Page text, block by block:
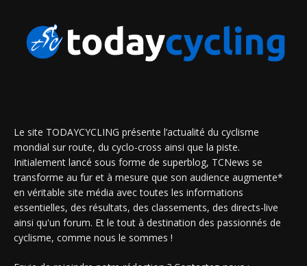
Le site TODAYCYCLING présente l’actualité du cyclisme
mondial sur route, du cyclo-cross ainsi que la piste.
Initialement lancé sous forme de superblog, TCNews se
transforme au fur et à mesure que son audience augmente*
en véritable site média avec toutes les informations
essentielles, des résultats, des classements, des directs-live
ainsi qu'un forum. Et le tout à destination des passionnés de
cyclisme, comme nous le sommes !